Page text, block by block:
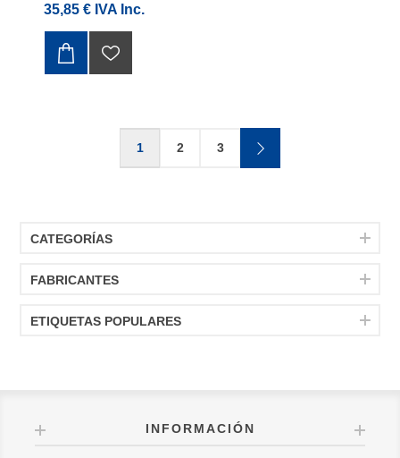
35,85 € IVA Inc.
1 2 3
CATEGORÍAS
FABRICANTES
ETIQUETAS POPULARES
INFORMACIÓN